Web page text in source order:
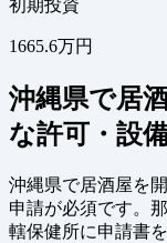
初期投資
1665.6万円
沖縄県で居
な許可・設
沖縄県で居酒屋を
申請が必須です。
轄保健所に申請書